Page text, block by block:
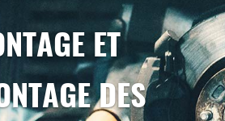
ET
DES